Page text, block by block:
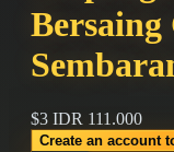
Bersaing
$3 IDR 111.000
Create an account